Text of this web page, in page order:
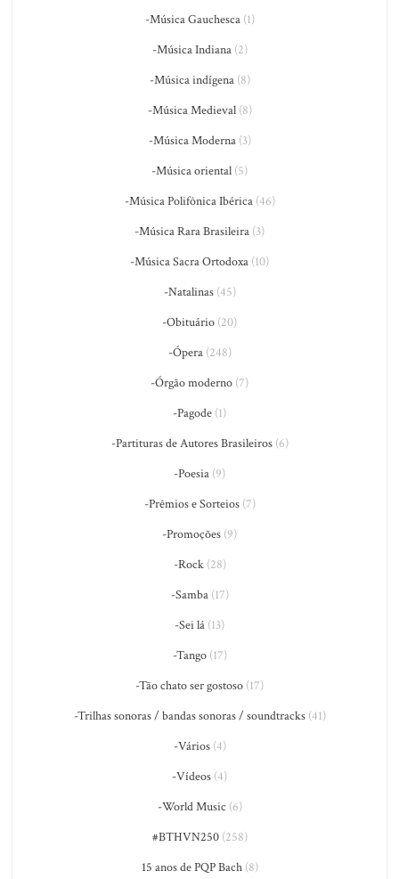
-Música Gauchesca(1)
-Música Indiana(2)
-Música indígena(8)
-Música Medieval(8)
-Música Moderna(3)
-Música oriental (5)
-Música Polifônica Ibérica(46)
-Música Rara Brasileira (3)
-Música Sacra Ortodoxa (10)
-Natalinas(45)
-Obituário (20)
-Ópera(248)
-Órgão moderno (7)
-Pagode (1)
-Partituras de Autores Brasileiros(6)
-Poesia (9)
-Prêmios e Sorteios(7)
-Promoções (9)
-Rock(28)
-Samba(17)
-Sei lá (13)
-Tango(17)
-Tão chato ser gostoso (17)
-Trilhas sonoras / bandas sonoras / soundtracks(41)
-Vários(4)
-Vídeos (4)
-World Music (6)
#BTHVN250(258)
15 anos de PQP Bach(8)